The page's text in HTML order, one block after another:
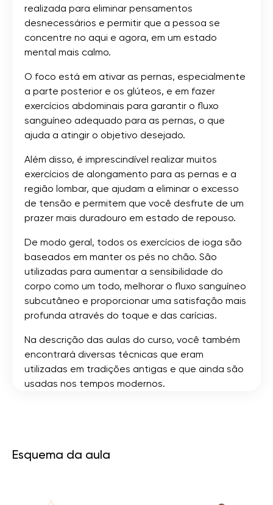
realizada para eliminar pensamentos
desnecessários e permitir que a pessoa se
concentre no aqui e agora, em um estado
mental mais calmo.
O foco está em ativar as pernas, especialmente
a parte posterior e os glúteos, e em fazer
exercícios abdominais para garantir o fluxo
sanguíneo adequado para as pernas, o que
ajuda a atingir o objetivo desejado.
Além disso, é imprescindível realizar muitos
exercícios de alongamento para as pernas e a
região lombar, que ajudam a eliminar o excesso
de tensão e permitem que você desfrute de um
prazer mais duradouro em estado de repouso.
De modo geral, todos os exercícios de ioga são
baseados em manter os pés no chão. São
utilizadas para aumentar a sensibilidade do
corpo como um todo, melhorar o fluxo sanguíneo
subcutâneo e proporcionar uma satisfação mais
profunda através do toque e das carícias.
Na descrição das aulas do curso, você também
encontrará diversas técnicas que eram
utilizadas em tradições antigas e que ainda são
usadas nos tempos modernos.
Esquema da aula